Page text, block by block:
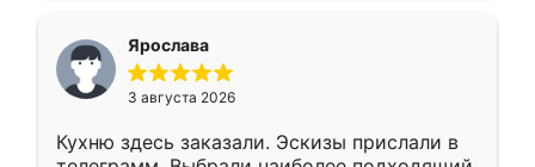
Ярослава
3 августа 2026
Кухню здесь заказали. Эскизы прислали в